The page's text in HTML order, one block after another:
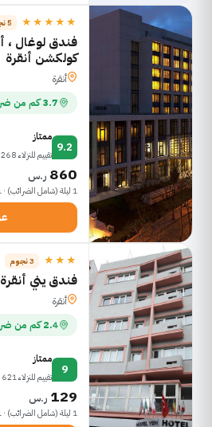
★★★★★ 5 نجوم
فندق لوغال ،
كولكشن أنقرة
أنقرة
3.7 كم من ضريح أتاتورك
9.2
ممتاز
تقييم للنزلاء 268
860 ر.س
1 ليلة (شامل الضرائب) · 1 غرفة
★★★ 3 نجوم
فندق يني أنقرة
أنقرة
2.4 كم من ضريح أتاتورك
9
ممتاز
تقييم للنزلاء 621
129 ر.س
1 ليلة (شامل الضرائب) · 1 غرفة